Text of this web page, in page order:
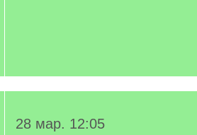
28 мар. 12:05